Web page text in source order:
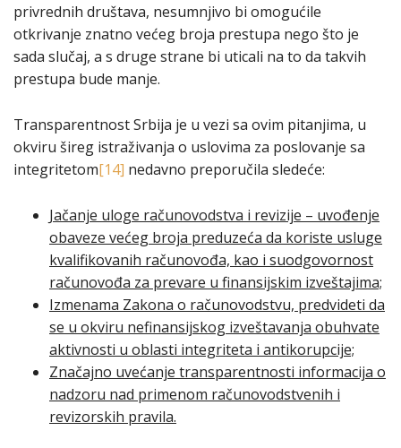
privrednih društava, nesumnjivo bi omogućile
otkrivanje znatno većeg broja prestupa nego što je
sada slučaj, a s druge strane bi uticali na to da takvih
prestupa bude manje.
Transparentnost Srbija je u vezi sa ovim pitanjima, u
okviru šireg istraživanja o uslovima za poslovanje sa
integritetom[14] nedavno preporučila sledeće:
Jačanje uloge računovodstva i revizije – uvođenje
obaveze većeg broja preduzeća da koriste usluge
kvalifikovanih računovođa, kao i suodgovornost
računovođa za prevare u finansijskim izveštajima;
Izmenama Zakona o računovodstvu, predvideti da
se u okviru nefinansijskog izveštavanja obuhvate
aktivnosti u oblasti integriteta i antikorupcije;
Značajno uvećanje transparentnosti informacija o
nadzoru nad primenom računovodstvenih i
revizorskih pravila.